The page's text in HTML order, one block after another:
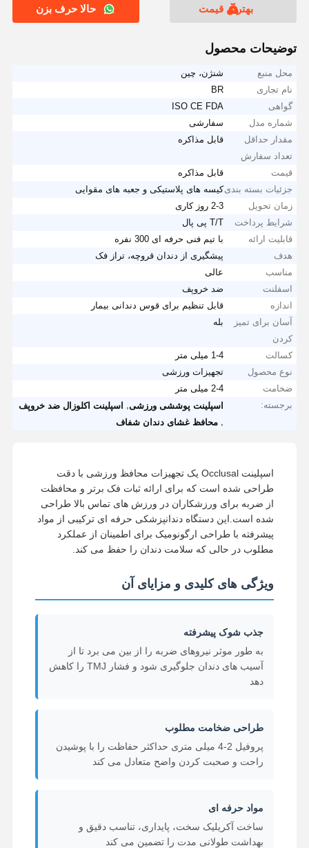
بهترین قیمت حالا حرف بزن
توضیحات محصول
محل منبع
شنژن، چین
نام تجاری
BR
گواهی
ISO CE FDA
شماره مدل
سفارشی
مقدار حداقل
تعداد سفارش
قابل مذاکره
قیمت
قابل مذاکره
جزئیات بسته بندیکیسه های پلاستیکی و جعبه های مقوایی
زمان تحویل
2-3 روز کاری
شرایط پرداخت
T/T پی پال
قابلیت ارائه
با تیم فنی حرفه ای 300 نفره
هدف
پیشگیری از دندان قروچه، تراز فک
مناسب
عالی
اسفلنت
ضد خروپف
اندازه
قابل تنظیم برای قوس دندانی بیمار
آسان برای تمیز
کردن
بله
کسالت
1-4 میلی متر
نوع محصول
تجهیزات ورزشی
ضخامت
2-4 میلی متر
برجسته:
اسپلینت پوششی ورزشی
اسپلینت اکلوزال ضد خروپف
,محافظ غشای دندان شفاف
اسپلینت Occlusal یک تجهیزات محافظ ورزشی با دقت
طراحی شده است که برای ارائه ثبات فک برتر و محافظت
از ضربه برای ورزشکاران در ورزش های تماس بالا طراحی
شده است.این دستگاه دندانپزشکی حرفه ای ترکیبی از مواد
پیشرفته با طراحی ارگونومیک برای اطمینان از عملکرد
مطلوب در حالی که سلامت دندان را حفظ می کند.
ویژگی های کلیدی و مزایای آن
جذب شوک پیشرفته
به طور موثر نیروهای ضربه را از بین می برد تا از
آسیب های دندان جلوگیری شود و فشار TMJ را کاهش
دهد
طراحی ضخامت مطلوب
پروفیل 2-4 میلی متری حداکثر حفاظت را با پوشیدن
راحت و صحبت کردن واضح متعادل می کند
مواد حرفه ای
ساخت آکریلیک سخت، پایداری، تناسب دقیق و
بهداشت طولانی مدت را تضمین می کند